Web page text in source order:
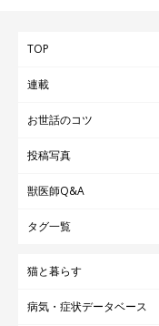
TOP
連載
お世話のコツ
投稿写真
獣医師Q&A
タグ一覧
猫と暮らす
病気・症状データベース